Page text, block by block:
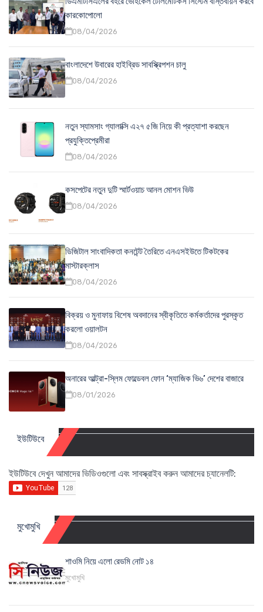
কারকোপোলো
08/04/2026
বাংলাদেশে উবারের হাইব্রিড সাবস্ক্রিপশন চালু
08/04/2026
নতুন স্যামসাং গ্যালাক্সি এ২৭ ৫জি নিয়ে কী প্রত্যাশা করছেন
প্রযুক্তিপ্রেমীরা
08/04/2026
কসপেটের নতুন দুটি স্মার্টওয়াচ আনল মোশন ভিউ
08/04/2026
ডিজিটাল সাংবাদিকতা কনটেন্ট তৈরিতে এনএসইউতে টিকটকের
মাস্টারক্লাস
08/04/2026
বিক্রয় ও মুনাফায় বিশেষ অবদানের স্বীকৃতিতে কর্মকর্তাদের পুরস্কৃত
করলো ওয়ালটন
08/04/2026
অনারের আল্ট্রা-স্লিম ফোল্ডেবল ফোন ‘ম্যাজিক ভি৬’ দেশের বাজারে
08/01/2026
ইউটিউবে
ইউটিউবে দেখুন আমাদের ভিডিওগুলো এবং সাবস্ক্রাইব করুন আমাদের চ্যানেলটি:
মুখোমুখি
শাওমি নিয়ে এলো রেডমি নোট ১৪
মুখোমুখি